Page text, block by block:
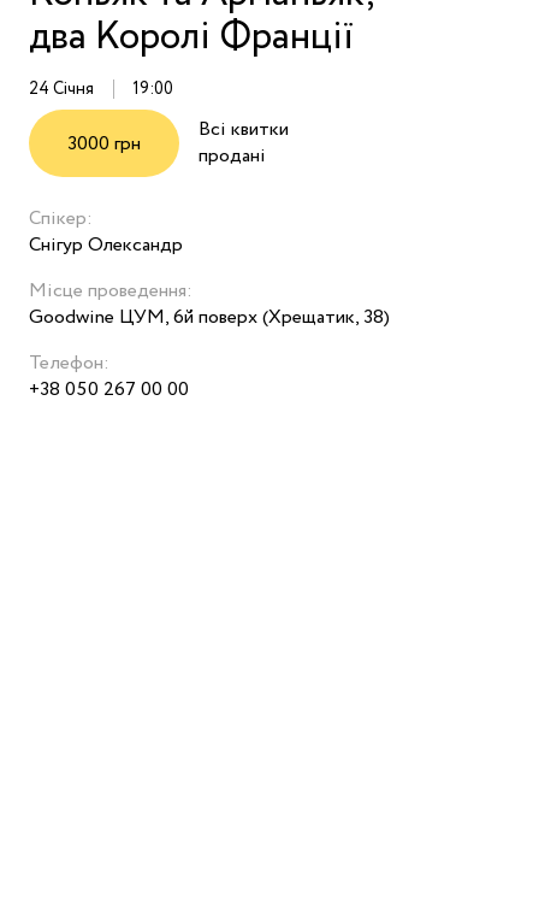
два Королі Франції
24 Січня 19:00
3000 грн
Всі квитки
продані
Спікер:
Снігур Олександр
Місце проведення:
Goodwine ЦУМ, 6й поверх (Хрещатик, 38)
Телефон:
+38 050 267 00 00